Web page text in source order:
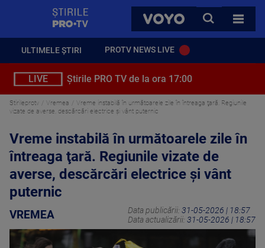
VOYO
CAUTA
TOATE
ULTIMELE ȘTIRI PROTV NEWS LIVE
LIVE Știrile PRO TV de la ora 17:00
Stirileprotv Vremea
Vreme instabilă în următoarele zile în întreaga ţară. Regiunile
vizate de averse, descărcări electrice şi vânt puternic
Vreme instabilă în următoarele zile în
întreaga ţară. Regiunile vizate de
averse, descărcări electrice şi vânt
puternic
VREMEA Data publicării: 31-05-2026 | 18:57
Data actualizării: 31-05-2026 | 18:57